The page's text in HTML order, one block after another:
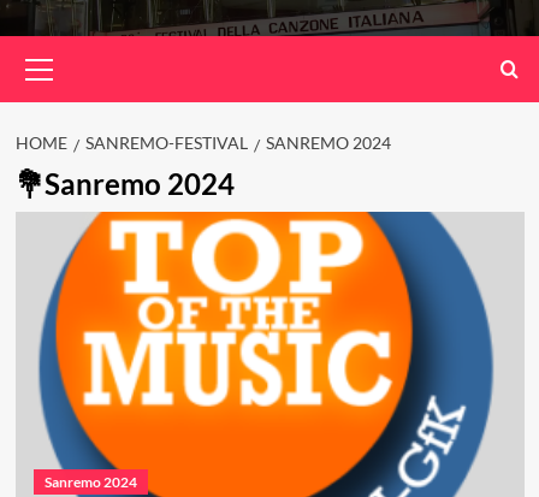
Menu
HOME SANREMO-FESTIVAL SANREMO 2024
Sanremo 2024
Sanremo 2024